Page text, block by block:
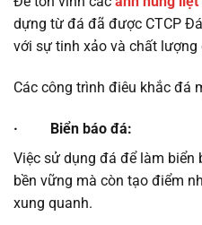
dựng từ đá đã được CTCP
với sự tinh xảo và chất lượng
Các công trình điêu khắc đá
· Biển báo đá:
Việc sử dụng đá để làm
bền vững mà còn tạo điểm
xung quanh.